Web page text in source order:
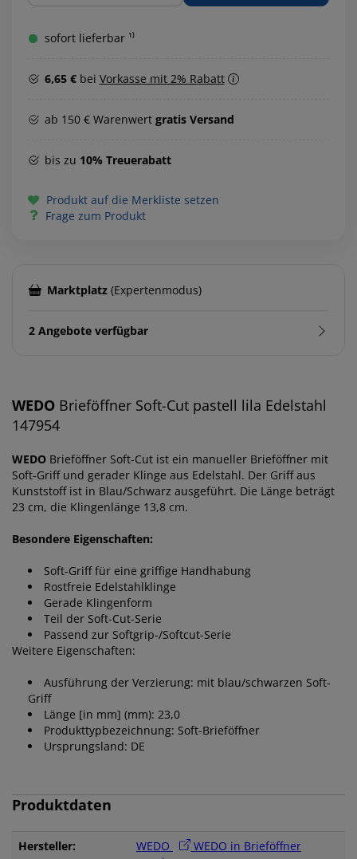
sofort lieferbar ¹⁾
6,65 €bei Vorkasse mit 2% Rabatt
ab 150 € Warenwert gratis Versand
bis zu 10% Treuerabatt
Produkt auf die Merkliste setzen
Frage zum Produkt
Marktplatz(Expertenmodus)
2 Angebote verfügbar
WEDO Brieföffner Soft-Cut pastell lila Edelstahl
147954
WEDO Brieföffner Soft-Cut ist ein manueller Brieföffner mit
Soft-Griff und gerader Klinge aus Edelstahl. Der Griff aus
Kunststoff ist in Blau/Schwarz ausgeführt. Die Länge beträgt
23 cm, die Klingenlänge 13,8 cm.
Besondere Eigenschaften:
Soft-Griff für eine griffige Handhabung
Rostfreie Edelstahlklinge
Gerade Klingenform
Teil der Soft-Cut-Serie
Passend zur Softgrip-/Softcut-Serie
Weitere Eigenschaften:
Ausführung der Verzierung: mit blau/schwarzen Soft-
Griff
Länge [in mm] (mm): 23,0
Produkttypbezeichnung: Soft-Brieföffner
Ursprungsland: DE
Produktdaten
Hersteller: WEDO
WEDO in Brieföffner